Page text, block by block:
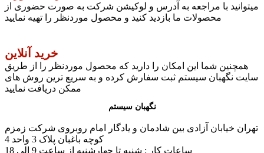
میتوانید با مراجعه به آدرس و لوکیشن شرکت به صورت حضوری از
محصولات ما بازدید کنید و محصول موردنظر را تهیه نمایید
خرید آنلاین
همچنین شما این امکان را دارید که محصول موردنظر را از طریق
سایت نگهبان سیستم ثبت سفارش کرده و به سریع ترین روش های
ممکن دریافت نمایید
نگهبان سیستم
تهران خیابان آزادی بین شادمان و یادگار امام روبروی شرکت زمزم
کوچه باغبان پلاک 3 واحد 4